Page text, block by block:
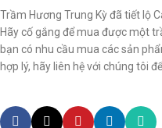
Trầm Hương Trung Kỳ đã tiết lộ
Hãy cố gắng để mua được một
bạn có nhu cầu mua các sản
hợp lý, hãy liên hệ với chúng tôi